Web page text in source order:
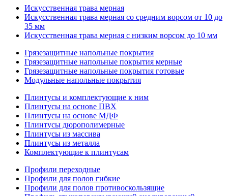
Искуccтвенная трава мерная
Искусственная трава мерная со средним ворсом от 10 до
35 мм
Искусственная трава мерная с низким ворсом до 10 мм
Грязезащитные напольные покрытия
Грязезащитные напольные покрытия мерные
Грязезащитные напольные покрытия готовые
Модульные напольные покрытия
Плинтусы и комплектующие к ним
Плинтусы на основе ПВХ
Плинтусы на основе МДФ
Плинтусы дюрополимерные
Плинтусы из массива
Плинтусы из металла
Комплектующие к плинтусам
Профили переходные
Профили для полов гибкие
Профили для полов противоскользящие